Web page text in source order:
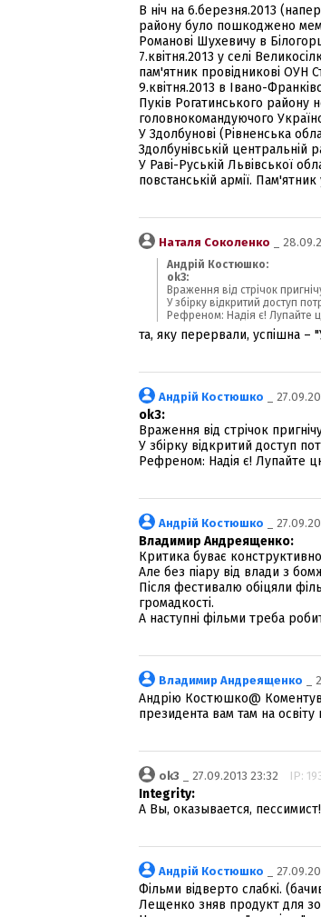
В ніч на 6.березня.2013
району було пошкоджено
Романові Шухевичу в
7.квітня.2013 у селі
пам'ятник провідникові ОУН
9.квітня.2013 в Івано-
Пуків Рогатинського району
головнокомандуючого
У Здолбунові (Рівненська
Здолбунівській центральній
У Раві-Руській Львівської
повстанській армії.
Наталя Соколенко _
Андрій Костюшко:
ok3:
Враження від стрічок
У збірку відкритий доступ
Рефреном: Надія є! Лупайте
та, яку перервали, успішна –
Андрій Костюшко _
ok3:
Враження від стрічок
У збірку відкритий доступ
Рефреном: Надія є! Лупайте
Андрій Костюшко _
Владимир Андреященко:
Критика буває
Але без піару від влади з
Після фестивалю обіцяли
громадкості.
А наступні фільми треба
Владимир Андреященко _
Андрію Костюшко@
президента вам там на
ok3 _ 27.09.2013 23:32 IP:
Integrity:
А Вы, оказывается, пессимист!
Андрій Костюшко _
Фільми відверто слабкі.
Лещенко зняв продукт для